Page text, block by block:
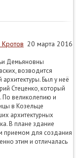
Кротов 20 марта 2016
Демьяновны
возводится
Был у неё
Стеценко, который
По великолепию и
в Козельце
архитектурных
В плане здание
приемом для создания
этим и отличалась